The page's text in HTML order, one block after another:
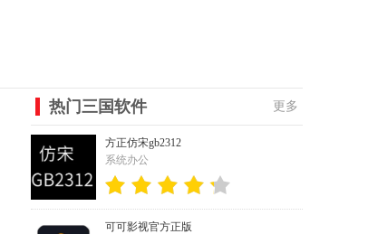
热门三国软件 更多
方正仿宋gb2312
系统办公
可可影视官方正版